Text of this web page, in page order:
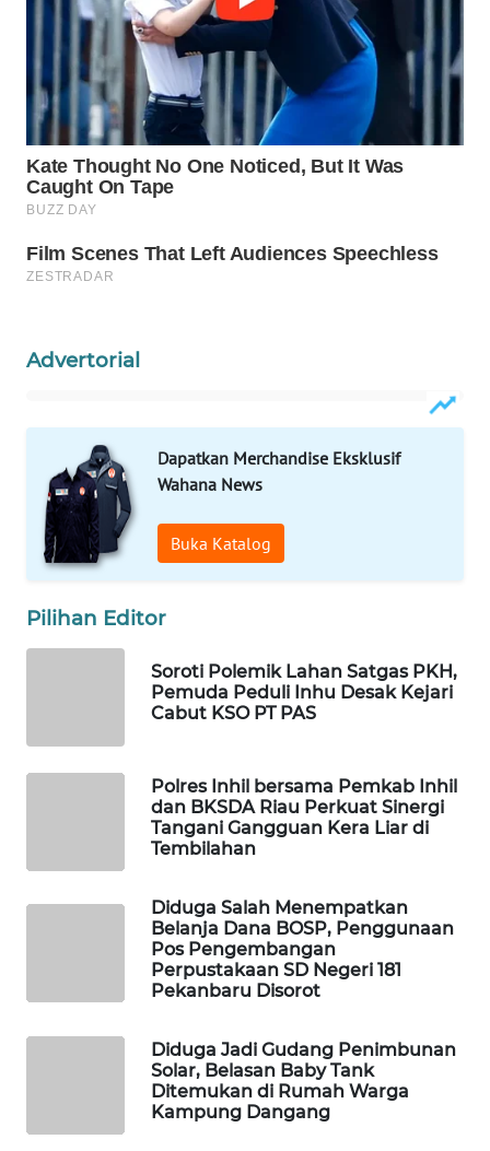
Advertorial
Dapatkan Merchandise Eksklusif
Wahana News
Buka Katalog
Pilihan Editor
Soroti Polemik Lahan Satgas PKH,
Pemuda Peduli Inhu Desak Kejari
Cabut KSO PT PAS
Polres Inhil bersama Pemkab Inhil
dan BKSDA Riau Perkuat Sinergi
Tangani Gangguan Kera Liar di
Tembilahan
Diduga Salah Menempatkan
Belanja Dana BOSP, Penggunaan
Pos Pengembangan
Perpustakaan SD Negeri 181
Pekanbaru Disorot
Diduga Jadi Gudang Penimbunan
Solar, Belasan Baby Tank
Ditemukan di Rumah Warga
Kampung Dangang
WAHANA
TANI
WAHANA
ADVOKAT
WAHANA
INFRASTRUKTUR
WAHANA
WAHANA
LISTRIK
WAHANA
TRAVEL
WAHANA
TV
ID
NET
WAHANA